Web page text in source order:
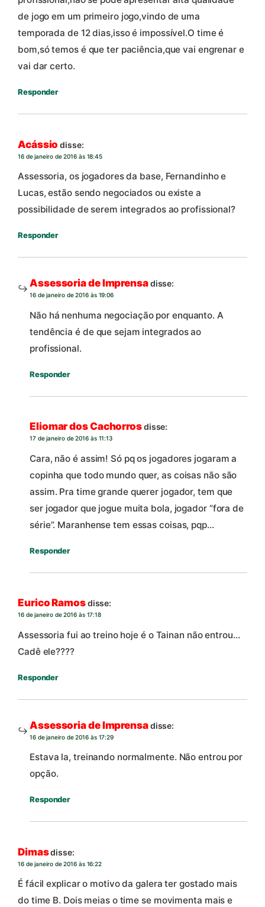
de jogo em um primeiro jogo,vindo de uma
temporada de 12 dias,isso é impossível.O time é
bom,só temos é que ter paciência,que vai engrenar e
vai dar certo.
Responder
Acássio disse:
16 de janeiro de 2016 às 18:45
Assessoria, os jogadores da base, Fernandinho e
Lucas, estão sendo negociados ou existe a
possibilidade de serem integrados ao profissional?
Responder
Assessoria de Imprensadisse:
16 de janeiro de 2016 às 19:06
Não há nenhuma negociação por enquanto. A
tendência é de que sejam integrados ao
profissional.
Responder
Eliomar dos Cachorrosdisse:
17 de janeiro de 2016 às 11:13
Cara, não é assim! Só pq os jogadores jogaram a
copinha que todo mundo quer, as coisas não são
assim. Pra time grande querer jogador, tem que
ser jogador que jogue muita bola, jogador “fora de
série”. Maranhense tem essas coisas, pqp…
Responder
Eurico Ramosdisse:
16 de janeiro de 2016 às 17:18
Assessoria fui ao treino hoje é o Tainan não entrou…
Cadê ele????
Responder
Assessoria de Imprensadisse:
16 de janeiro de 2016 às 17:29
Estava la, treinando normalmente. Não entrou por
opção.
Responder
Dimasdisse:
16 de janeiro de 2016 às 16:22
É fácil explicar o motivo da galera ter gostado mais
do time B. Dois meias o time se movimenta mais e